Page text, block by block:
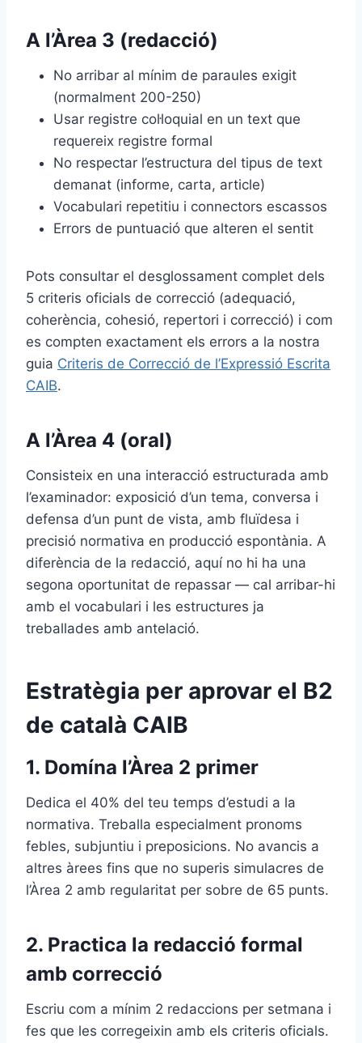
A l’Àrea 3 (redacció)
No arribar al mínim de paraules exigit
(normalment 200-250)
Usar registre col·loquial en un text que
requereix registre formal
No respectar l’estructura del tipus de text
demanat (informe, carta, article)
Vocabulari repetitiu i connectors escassos
Errors de puntuació que alteren el sentit
Pots consultar el desglossament complet dels
5 criteris oficials de correcció (adequació,
coherència, cohesió, repertori i correcció) i com
es compten exactament els errors a la nostra
guia Criteris de Correcció de l’Expressió Escrita
CAIB.
A l’Àrea 4 (oral)
Consisteix en una interacció estructurada amb
l’examinador: exposició d’un tema, conversa i
defensa d’un punt de vista, amb fluïdesa i
precisió normativa en producció espontània. A
diferència de la redacció, aquí no hi ha una
segona oportunitat de repassar — cal arribar-hi
amb el vocabulari i les estructures ja
treballades amb antelació.
Estratègia per aprovar el B2
de català CAIB
1. Domína l’Àrea 2 primer
Dedica el 40% del teu temps d’estudi a la
normativa. Treballa especialment pronoms
febles, subjuntiu i preposicions. No avancis a
altres àrees fins que no superis simulacres de
l’Àrea 2 amb regularitat per sobre de 65 punts.
2. Practica la redacció formal
amb correcció
Escriu com a mínim 2 redaccions per setmana i
fes que les corregeixin amb els criteris oficials.